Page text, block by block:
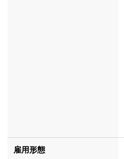
雇用形態